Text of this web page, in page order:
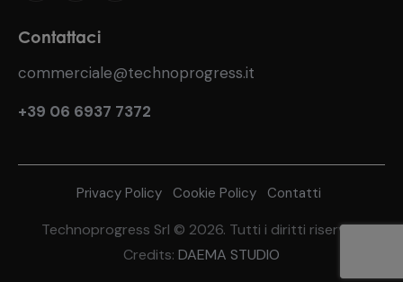
Contattaci
commerciale@technoprogress.it
+39 06 6937 7372
Privacy Policy Cookie Policy Contatti
Technoprogress Srl © 2026. Tutti i diritti riservati
Credits: DAEMA STUDIO